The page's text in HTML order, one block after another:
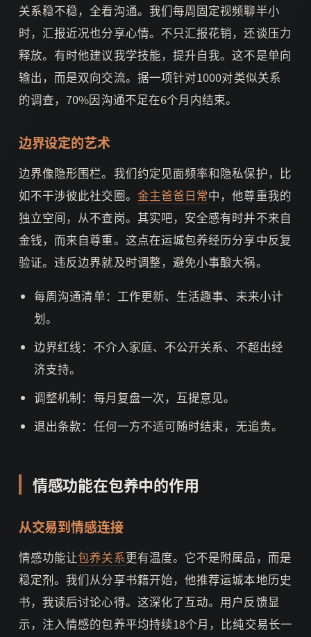
关系稳不稳，全看沟通。我们每周固定视频聊半小
时，汇报近况也分享心情。不只汇报花销，还谈压力
释放。有时他建议我学技能，提升自我。这不是单向
输出，而是双向交流。据一项针对1000对类似关系
的调查，70%因沟通不足在6个月内结束。
边界设定的艺术
边界像隐形围栏。我们约定见面频率和隐私保护，比
如不干涉彼此社交圈。 金主爸爸日常中，他尊重我的
独立空间，从不查岗。其实吧，安全感有时并不来自
金钱，而来自尊重。这点在运城包养经历分享中反复
验证。违反边界就及时调整，避免小事酿大祸。
每周沟通清单：工作更新、生活趣事、未来小计
划。
边界红线：不介入家庭、不公开关系、不超出经
济支持。
调整机制：每月复盘一次，互提意见。
退出条款：任何一方不适可随时结束，无追责。
情感功能在包养中的作用
从交易到情感连接
情感功能让包养关系更有温度。它不是附属品，而是
稳定剂。我们从分享书籍开始，他推荐运城本地历史
书，我读后讨论心得。这深化了互动。用户反馈显
示，注入情感的包养平均持续18个月，比纯交易长一